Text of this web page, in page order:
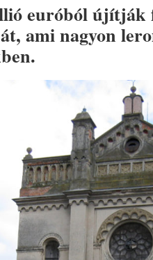
euróból újítják
ami nagyon